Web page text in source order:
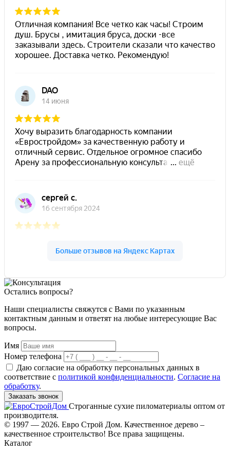
Остались вопросы?
Наши специалисты свяжутся с Вами по указанным
контактным данным и ответят на любые интересующие Вас
вопросы.
Имя
Номер телефона
Даю согласие на обработку персональных данных в
соответствие с политикой конфиденциальности. Согласие на
обработку.
Заказать звонок
Строганные сухие пиломатериалы оптом от
производителя.
© 1997 — 2026. Евро Строй Дом. Качественное дерево –
качественное строительство! Все права защищены.
Каталог